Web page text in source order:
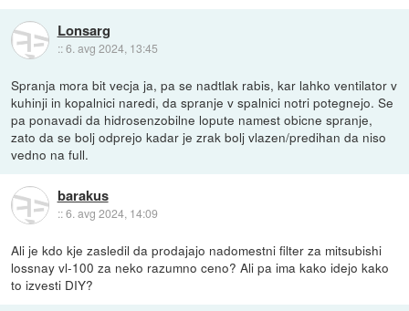
Lonsarg
::6. avg 2024, 13:45
Spranja mora bit vecja ja, pa se nadtlak rabis, kar lahko ventilator v
kuhinji in kopalnici naredi, da spranje v spalnici notri potegnejo. Se
pa ponavadi da hidrosenzobilne lopute namest obicne spranje,
zato da se bolj odprejo kadar je zrak bolj vlazen/predihan da niso
vedno na full.
barakus
::6. avg 2024, 14:09
Ali je kdo kje zasledil da prodajajo nadomestni filter za mitsubishi
lossnay vl-100 za neko razumno ceno? Ali pa ima kako idejo kako
to izvesti DIY?